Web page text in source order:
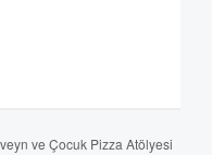
ve Çocuk Pizza Atölyesi